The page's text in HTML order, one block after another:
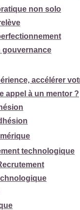
non solo
gouvernance
accélérer
appel à un mentor ?
technologique